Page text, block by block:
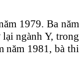
1979. Ba năm
ngành Y, trong
năm 1981, bà thi